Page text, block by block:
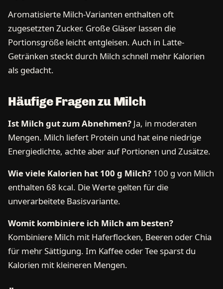
Aromatisierte Milch-Varianten enthalten oft
zugesetzten Zucker. Große Gläser lassen die
Portionsgröße leicht entgleisen. Auch in Latte-
Getränken steckt durch Milch schnell mehr Kalorien
als gedacht.
Häufige Fragen zu Milch
Ist Milch gut zum Abnehmen? Ja, in moderaten
Mengen. Milch liefert Protein und hat eine niedrige
Energiedichte, achte aber auf Portionen und Zusätze.
Wie viele Kalorien hat 100 g Milch? 100 g von Milch
enthalten 68 kcal. Die Werte gelten für die
unverarbeitete Basisvariante.
Womit kombiniere ich Milch am besten?
Kombiniere Milch mit Haferflocken, Beeren oder Chia
für mehr Sättigung. Im Kaffee oder Tee sparst du
Kalorien mit kleineren Mengen.